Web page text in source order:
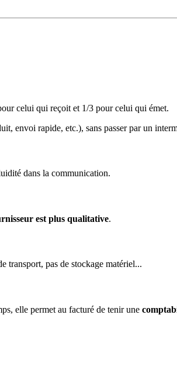
celui qui reçoit et 1/3 pour celui qui émet.
envoi rapide, etc.), sans passer par un
dans la communication.
est plus qualitative.
transport, pas de stockage matériel...
elle permet au facturé de tenir une